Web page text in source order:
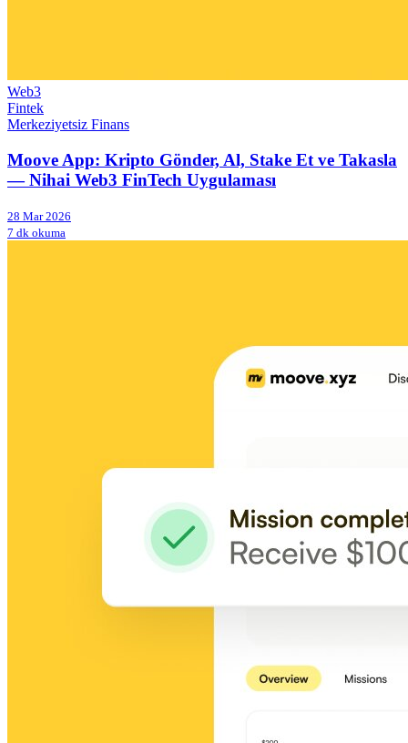
Web3
Fintek
Merkeziyetsiz Finans
Moove App: Kripto Gönder, Al, Stake Et ve Takasla
— Nihai Web3 FinTech Uygulaması
28 Mar 2026
7 dk okuma